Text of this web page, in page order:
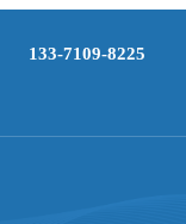
133-7109-8225